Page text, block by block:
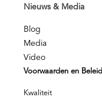
Nieuws & Media
Blog
Media
Video
Voorwaarden en Beleid
Kwaliteit